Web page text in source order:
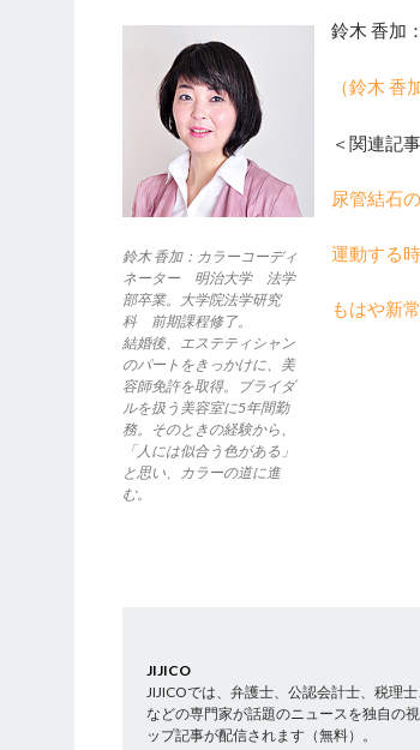
鈴木 香加：カラーコーディ
ネーター 明治大学 法学
部卒業。大学院法学研究
科 前期課程修了。
結婚後、エステティシャン
のパートをきっかけに、美
容師免許を取得。ブライダ
ルを扱う美容室に5年間勤
務。そのときの経験から、
「人には似合う色がある」
と思い、カラーの道に進
む。
鈴木 香加
（鈴木 香
＜関連記
尿管結石
運動する
もはや新
JIJICO
JIJICOでは、弁護士、公認会計士、税理
などの専門家が話題のニュースを独自の
ップ記事が配信されます（無料）。